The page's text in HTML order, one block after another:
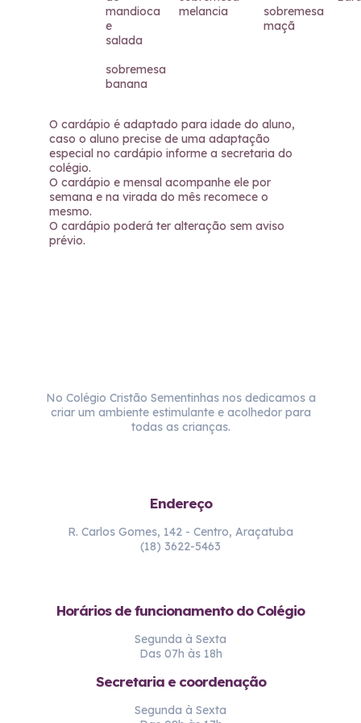
mandioca
e
salada
sobremesa
banana
melancia
sobremesa
maçã
O cardápio é adaptado para idade do aluno,
caso o aluno precise de uma adaptação
especial no cardápio informe a secretaria do
colégio.
O cardápio e mensal acompanhe ele por
semana e na virada do mês recomece o
mesmo.
O cardápio poderá ter alteração sem aviso
prévio.
No Colégio Cristão Sementinhas nos dedicamos a
criar um ambiente estimulante e acolhedor para
todas as crianças.
Endereço
R. Carlos Gomes, 142 - Centro, Araçatuba
(18) 3622-5463
Horários de funcionamento do Colégio
Segunda à Sexta
Das 07h às 18h
Secretaria e coordenação
Segunda à Sexta